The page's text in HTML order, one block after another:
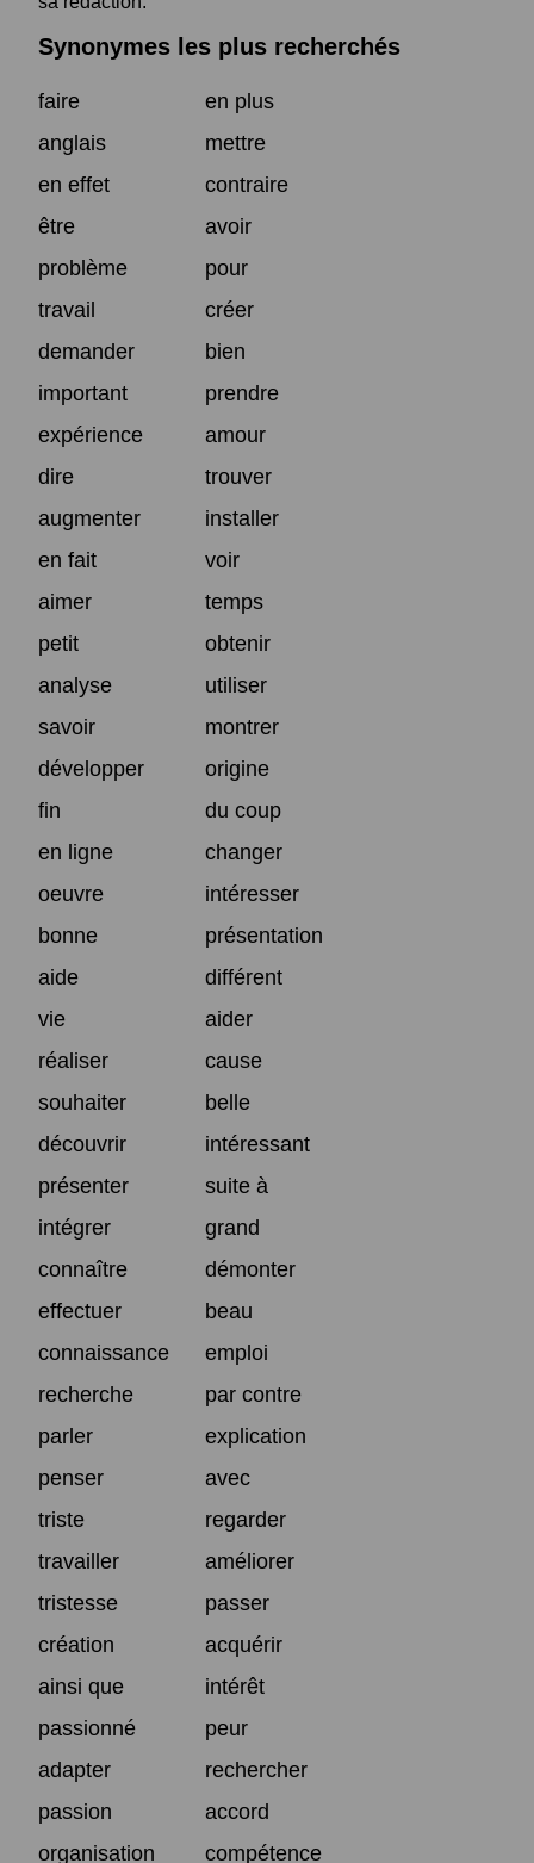
Synonymes les plus recherchés
faire
en plus
anglais
mettre
en effet
contraire
être
avoir
problème
pour
travail
créer
demander
bien
important
prendre
expérience
amour
dire
trouver
augmenter
installer
en fait
voir
aimer
temps
petit
obtenir
analyse
utiliser
savoir
montrer
développer
origine
fin
du coup
en ligne
changer
oeuvre
intéresser
bonne
présentation
aide
différent
vie
aider
réaliser
cause
souhaiter
belle
découvrir
intéressant
présenter
suite à
intégrer
grand
connaître
démonter
effectuer
beau
connaissance
emploi
recherche
par contre
parler
explication
penser
avec
triste
regarder
travailler
améliorer
tristesse
passer
création
acquérir
ainsi que
intérêt
passionné
peur
adapter
rechercher
passion
accord
organisation
compétence